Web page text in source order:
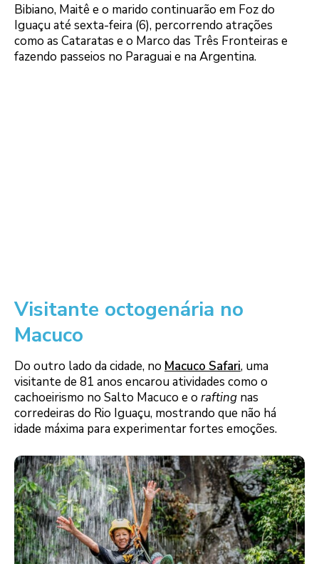
Bibiano, Maitê e o marido continuarão em Foz do
Iguaçu até sexta-feira (6), percorrendo atrações
como as Cataratas e o Marco das Três Fronteiras e
fazendo passeios no Paraguai e na Argentina.
Visitante octogenária no
Macuco
Do outro lado da cidade, no Macuco Safari, uma
visitante de 81 anos encarou atividades como o
cachoeirismo no Salto Macuco e o rafting nas
corredeiras do Rio Iguaçu, mostrando que não há
idade máxima para experimentar fortes emoções.